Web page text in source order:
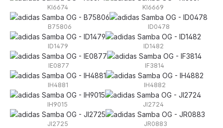
KI6674 KI6669
B75806 ID0478
ID1479 ID1482
IE0877 IF3814
IH4881 IH4882
IH9015 JI2724
JI2725 JR0883